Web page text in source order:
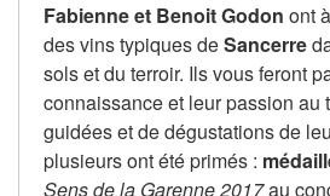
Fabienne et Benoit Godon ont
des vins typiques deSancerre
sols et du terroir. Ils vous feront
connaissance et leur passion au
guidées et de dégustations de
plusieurs ont été primés :
Sens de la Garenne 2017au